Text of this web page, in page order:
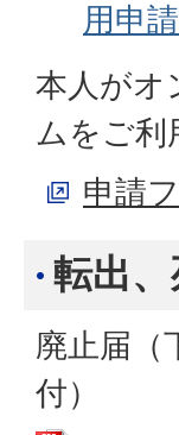
用申
本人がオ
ムをご利
申請
転出
廃止届（
付）